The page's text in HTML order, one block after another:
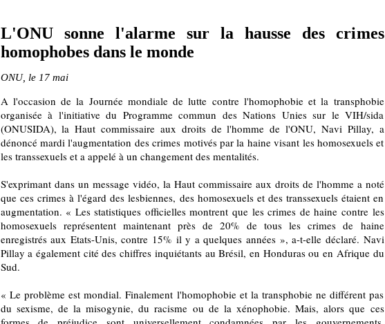
L'ONU sonne l'alarme sur la hausse des crimes
homophobes dans le monde
ONU, le 17 mai
A l'occasion de la Journée mondiale de lutte contre l'homophobie et la transphobie
organisée à l'initiative du Programme commun des Nations Unies sur le VIH/sida
(ONUSIDA), la Haut commissaire aux droits de l'homme de l'ONU, Navi Pillay, a
dénoncé mardi l'augmentation des crimes motivés par la haine visant les homosexuels et
les transsexuels et a appelé à un changement des mentalités.
S'exprimant dans un message vidéo, la Haut commissaire aux droits de l'homme a noté
que ces crimes à l'égard des lesbiennes, des homosexuels et des transsexuels étaient en
augmentation. « Les statistiques officielles montrent que les crimes de haine contre les
homosexuels représentent maintenant près de 20% de tous les crimes de haine
enregistrés aux Etats-Unis, contre 15% il y a quelques années », a-t-elle déclaré. Navi
Pillay a également cité des chiffres inquiétants au Brésil, en Honduras ou en Afrique du
Sud.
« Le problème est mondial. Finalement l'homophobie et la transphobie ne différent pas
du sexisme, de la misogynie, du racisme ou de la xénophobie. Mais, alors que ces